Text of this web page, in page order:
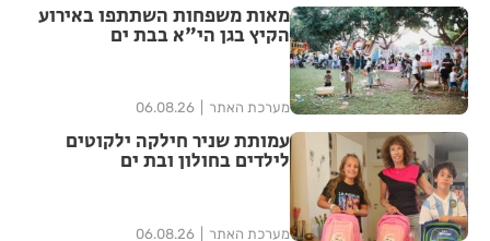
מאות משפחות השתתפו באירוע
הקיץ בגן הי"א בבת ים
מערכת האתר 06.08.26
עמותת שניר חילקה ילקוטים
לילדים בחולון ובת ים
מערכת האתר 06.08.26